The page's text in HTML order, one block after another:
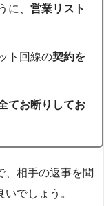
に、営業リスト
ト回線の契約を
てお断りしてお
、相手の返事を聞
でしょう。